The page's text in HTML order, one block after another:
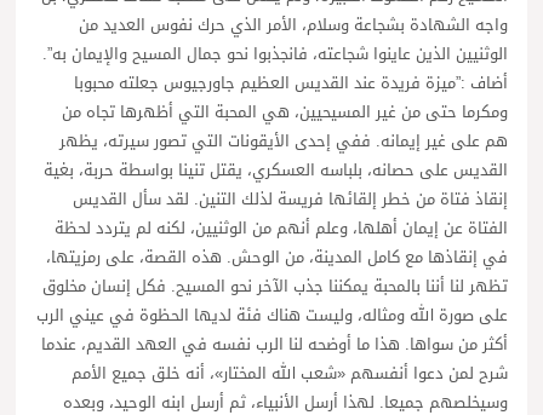
واجه الشهادة بشجاعة وسلام، الأمر الذي حرك نفوس العديد من
الوثنيين الذين عاينوا شجاعته، فانجذبوا نحو جمال المسيح والإيمان به”.
أضاف :”ميزة فريدة عند القديس العظيم جاورجيوس جعلته محبوبا
ومكرما حتى من غير المسيحيين، هي المحبة التي أظهرها تجاه من
هم على غير إيمانه. ففي إحدى الأيقونات التي تصور سيرته، يظهر
القديس على حصانه، بلباسه العسكري، يقتل تنينا بواسطة حربة، بغية
إنقاذ فتاة من خطر إلقائها فريسة لذلك التنين. لقد سأل القديس
الفتاة عن إيمان أهلها، وعلم أنهم من الوثنيين، لكنه لم يتردد لحظة
في إنقاذها مع كامل المدينة، من الوحش. هذه القصة، على رمزيتها،
تظهر لنا أننا بالمحبة يمكننا جذب الآخر نحو المسيح. فكل إنسان مخلوق
على صورة الله ومثاله، وليست هناك فئة لديها الحظوة في عيني الرب
أكثر من سواها. هذا ما أوضحه لنا الرب نفسه في العهد القديم، عندما
شرح لمن دعوا أنفسهم «شعب الله المختار»، أنه خلق جميع الأمم
وسيخلصهم جميعا. لهذا أرسل الأنبياء، ثم أرسل ابنه الوحيد، وبعده